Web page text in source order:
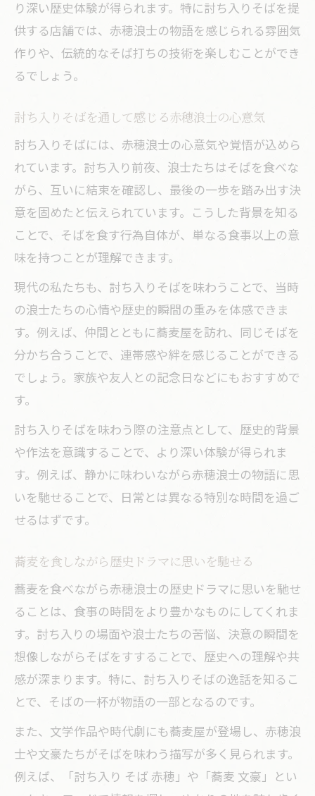
り深い歴史体験が得られます。特に討ち入りそばを提
供する店舗では、赤穂浪士の物語を感じられる雰囲気
作りや、伝統的なそば打ちの技術を楽しむことができ
るでしょう。
討ち入りそばを通して感じる赤穂浪士の心意気
討ち入りそばには、赤穂浪士の心意気や覚悟が込めら
れています。討ち入り前夜、浪士たちはそばを食べな
がら、互いに結束を確認し、最後の一歩を踏み出す決
意を固めたと伝えられています。こうした背景を知る
ことで、そばを食す行為自体が、単なる食事以上の意
味を持つことが理解できます。
現代の私たちも、討ち入りそばを味わうことで、当時
の浪士たちの心情や歴史的瞬間の重みを体感できま
す。例えば、仲間とともに蕎麦屋を訪れ、同じそばを
分かち合うことで、連帯感や絆を感じることができる
でしょう。家族や友人との記念日などにもおすすめで
す。
討ち入りそばを味わう際の注意点として、歴史的背景
や作法を意識することで、より深い体験が得られま
す。例えば、静かに味わいながら赤穂浪士の物語に思
いを馳せることで、日常とは異なる特別な時間を過ご
せるはずです。
蕎麦を食しながら歴史ドラマに思いを馳せる
蕎麦を食べながら赤穂浪士の歴史ドラマに思いを馳せ
ることは、食事の時間をより豊かなものにしてくれま
す。討ち入りの場面や浪士たちの苦悩、決意の瞬間を
想像しながらそばをすすることで、歴史への理解や共
感が深まります。特に、討ち入りそばの逸話を知るこ
とで、そばの一杯が物語の一部となるのです。
また、文学作品や時代劇にも蕎麦屋が登場し、赤穂浪
士や文豪たちがそばを味わう描写が多く見られます。
例えば、「討ち入り そば 赤穂」や「蕎麦 文豪」とい